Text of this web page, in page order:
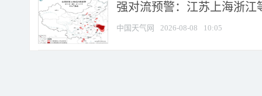
强对流预警：江苏上海浙江
中国天气网 2026-08-08 10:05